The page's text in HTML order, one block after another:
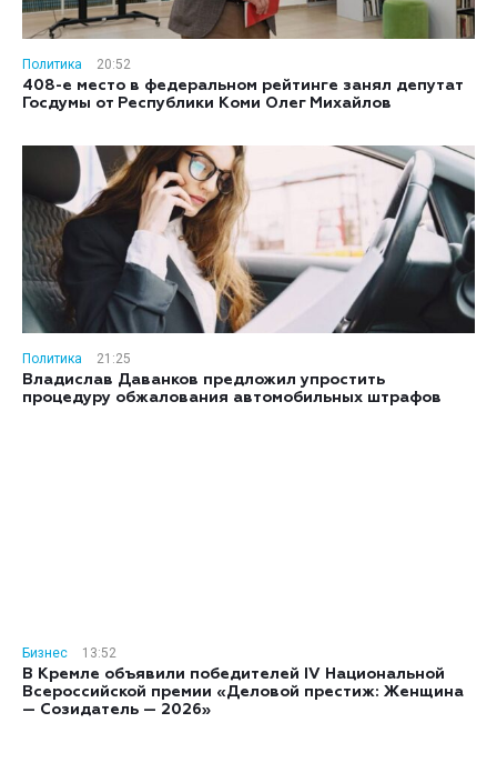
Политика
20:52
408-е место в федеральном рейтинге занял депутат
Госдумы от Республики Коми Олег Михайлов
Политика
21:25
Владислав Даванков предложил упростить
процедуру обжалования автомобильных штрафов
Бизнес
13:52
В Кремле объявили победителей IV Национальной
Всероссийской премии «Деловой престиж: Женщина
— Созидатель — 2026»